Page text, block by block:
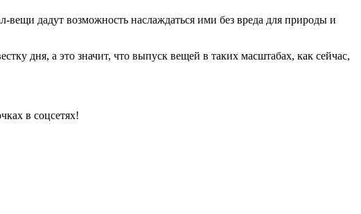
дадут возможность наслаждаться ими без вреда для природы и
дня, а это значит, что выпуск вещей в таких масштабах, как сейчас,
в соцсетях!